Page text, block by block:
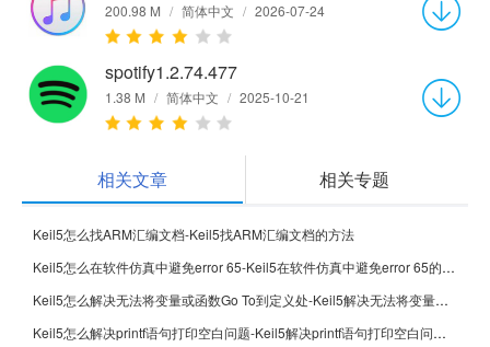
200.98 M / 简体中文 / 2026-07-24
spotify1.2.74.477
1.38 M / 简体中文 / 2025-10-21
相关文章 相关专题
Keil5怎么找ARM汇编文档-Keil5找ARM汇编文档的方法
Keil5怎么在软件仿真中避免error 65-Keil5在软件仿真中避免error 65的方法
Keil5怎么解决无法将变量或函数Go To到定义处-Keil5解决无法将变量或函数Go To到定义处的方法
Keil5怎么解决printf语句打印空白问题-Keil5解决printf语句打印空白问题的方法